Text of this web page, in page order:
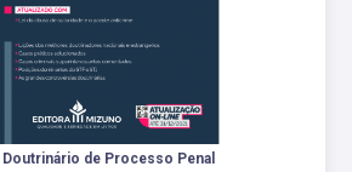
de Processo Penal